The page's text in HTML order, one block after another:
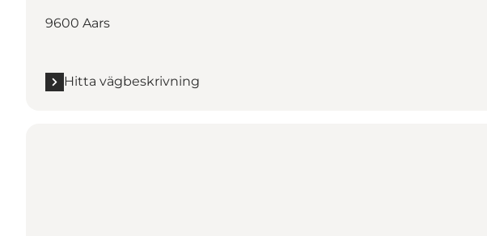
9600 Aars
Hitta vägbeskrivning